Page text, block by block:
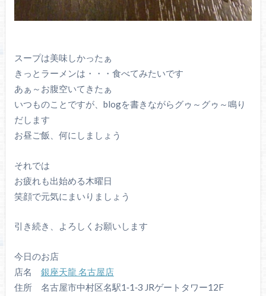
スープは美味しかったぁ
きっとラーメンは・・・食べてみたいです
あぁ～お腹空いてきたぁ
いつものことですが、blogを書きながらグゥ～グゥ～鳴り
だします
お昼ご飯、何にしましょう
それでは
お疲れも出始める木曜日
笑顔で元気にまいりましょう
引き続き、よろしくお願いします
今日のお店
店名 銀座天龍 名古屋店
住所 名古屋市中村区名駅1‐1‐3 JRゲートタワー12F